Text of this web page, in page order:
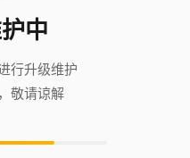
中
行升级维护
敬请谅解